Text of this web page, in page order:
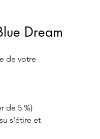
Dream
de votre
de 5 %)
s'étire et